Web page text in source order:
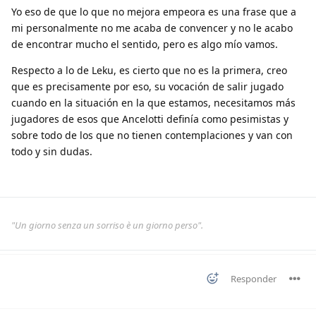
Yo eso de que lo que no mejora empeora es una frase que a
mi personalmente no me acaba de convencer y no le acabo
de encontrar mucho el sentido, pero es algo mío vamos.
Respecto a lo de Leku, es cierto que no es la primera, creo
que es precisamente por eso, su vocación de salir jugado
cuando en la situación en la que estamos, necesitamos más
jugadores de esos que Ancelotti definía como pesimistas y
sobre todo de los que no tienen contemplaciones y van con
todo y sin dudas.
"Un giorno senza un sorriso è un giorno perso".
Responder